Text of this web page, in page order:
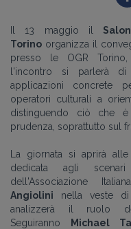
Il 13 maggio il
Torino organizza il
presso le OGR
l'incontro si parlerà di
applicazioni concrete
operatori culturali a
distinguendo ciò che
prudenza, soprattutto sul
La giornata si aprirà
dedicata agli
dell'Associazione
Angiolini
nella veste di
analizzerà il ruolo
Seguiranno
Michael